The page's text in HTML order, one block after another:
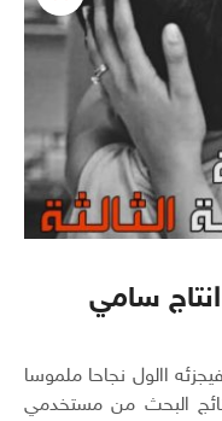
الحلقة 3 .. انتاج سامي
االول نجاحا ملموسا
البحث من مستخدمي